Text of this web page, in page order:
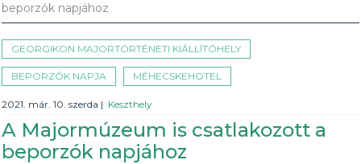
beporzók napjához
GEORGIKON MAJORTÖRTÉNETI KIÁLLÍTÓHELY
BEPORZÓK NAPJA MÉHECSKEHOTEL
2021. már. 10. szerda | Keszthely
A Majormúzeum is csatlakozott a
beporzók napjához